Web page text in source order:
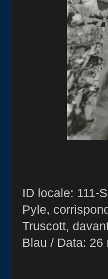
ID locale: 111-
Pyle,
Truscott,
Blau / Data: 26